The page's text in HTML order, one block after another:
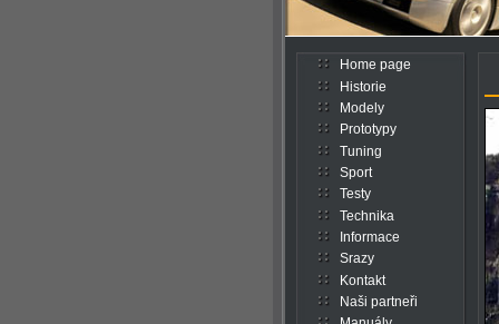
Home page
Historie
Modely
Prototypy
Tuning
Sport
Testy
Technika
Informace
Srazy
Kontakt
Naši partneři